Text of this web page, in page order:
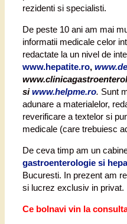
rezidenti si specialisti.
De peste 10 ani am mai
informatii medicale celor
redactate la un nivel de
www.hepatite.ro,
siwww.helpme.ro. Sunt
adunare a materialelor,
reverificare a textelor si
medicale (care trebuiesc
De ceva timp am un
gastroenterologie si
Bucuresti. In prezent am
si lucrez exclusiv in privat.
Ce bolnavi vin la